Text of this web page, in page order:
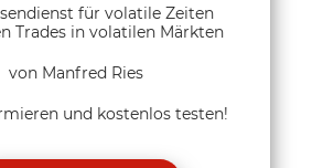
für volatile Zeiten
Trades in volatilen Märkten
von Manfred Ries
und kostenlos testen!